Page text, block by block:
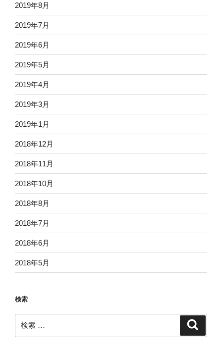
2019年8月
2019年7月
2019年6月
2019年5月
2019年4月
2019年3月
2019年1月
2018年12月
2018年11月
2018年10月
2018年8月
2018年7月
2018年6月
2018年5月
検索
検
索: